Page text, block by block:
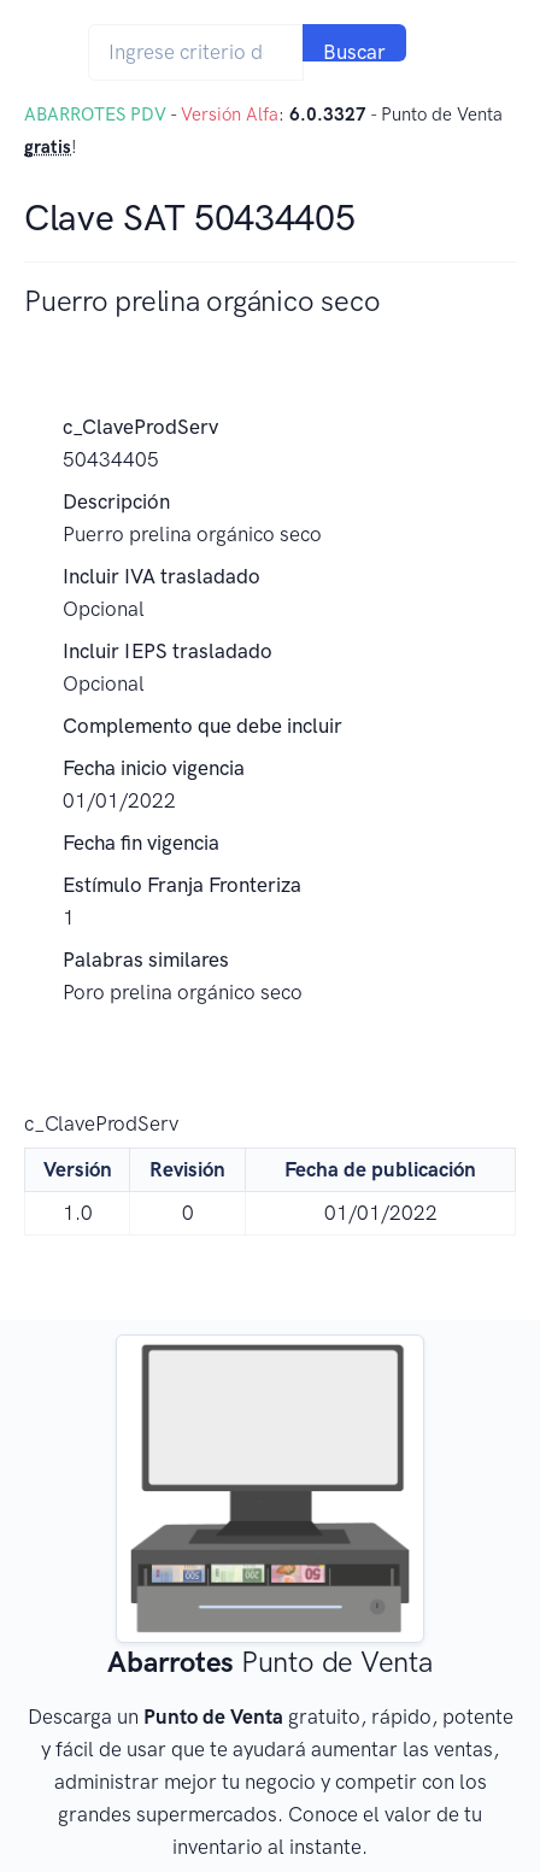
Buscar
ABARROTES PDV -Versión Alfa: 6.0.3327 - Punto de Venta
gratis!
Clave SAT 50434405
Puerro prelina orgánico seco
c_ClaveProdServ
50434405
Descripción
Puerro prelina orgánico seco
Incluir IVA trasladado
Opcional
Incluir IEPS trasladado
Opcional
Complemento que debe incluir
Fecha inicio vigencia
01/01/2022
Fecha fin vigencia
Estímulo Franja Fronteriza
1
Palabras similares
Poro prelina orgánico seco
c_ClaveProdServ
Versión
Revisión
Fecha de publicación
1.0
0 01/01/2022
Abarrotes Punto de Venta
Descarga un Punto de Venta gratuito, rápido, potente
y fácil de usar que te ayudará aumentar las ventas,
administrar mejor tu negocio y competir con los
grandes supermercados. Conoce el valor de tu
inventario al instante.